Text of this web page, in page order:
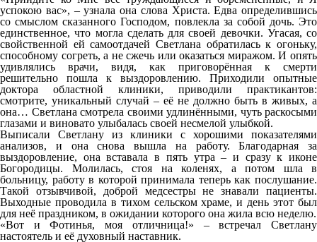
успокою вас», – узнала она слова Христа. Едва определившись
со смыслом сказанного Господом, повлекла за собой дочь. Это
единственное, что могла сделать для своей девочки. Угасая, со
свойственной ей самоотдачей Светлана обратилась к огоньку,
способному согреть, а не сжечь или оказаться миражом. И опять
удивлялись врачи, видя, как приговорённая к смерти
решительно пошла к выздоровлению. Приходили опытные
доктора областной клиники, приводили практикантов:
смотрите, уникальный случай – её не должно быть в живых, а
она… Светлана смотрела своими удлинёнными, чуть раскосыми
глазами и виновато улыбалась своей несмелой улыбкой.
Выписали Светлану из клиники с хорошими показателями
анализов, и она снова вышла на работу. Благодарная за
выздоровление, она вставала в пять утра – и сразу к иконе
Богородицы. Молилась, стоя на коленях, а потом шла в
больницу, работу в которой принимала теперь как послушание.
Такой отзывчивой, доброй медсестры не знавали пациенты.
Выходные проводила в тихом сельском храме, и день этот был
для неё праздником, в ожидании которого она жила всю неделю.
«Вот и Фотинья, моя отличница!» – встречал Светлану
настоятель и её духовный наставник.